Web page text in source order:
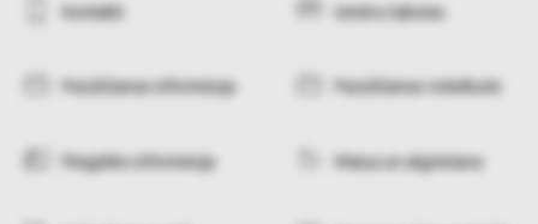
Kontakti Izmēru tabulas
Pasūtīšanas informācija Pasūtīšanas noteikumi
Piegādes informācija Maiņa un atgriešana